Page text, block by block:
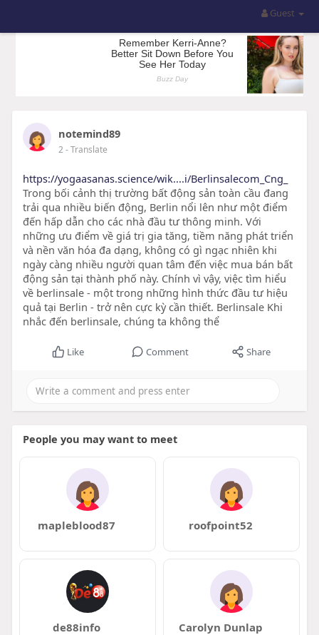
Guest
notemind89
2- Translate
https://yogaasanas.science/wik....i/Berlinsalecom_Cng_
Trong bối cảnh thị trường bất động sản toàn cầu đang
trải qua nhiều biến động, Berlin nổi lên như một điểm
đến hấp dẫn cho các nhà đầu tư thông minh. Với
những ưu điểm về giá trị gia tăng, tiềm năng phát triển
và nền văn hóa đa dạng, không có gì ngạc nhiên khi
ngày càng nhiều người quan tâm đến việc mua bán bất
động sản tại thành phố này. Chính vì vậy, việc tìm hiểu
về berlinsale - một trong những hình thức đầu tư hiệu
quả tại Berlin - trở nên cực kỳ cần thiết. Berlinsale Khi
nhắc đến berlinsale, chúng ta không thể
Like Comment Share
People you may want to meet
mapleblood87 roofpoint52
de88info Carolyn Dunlap